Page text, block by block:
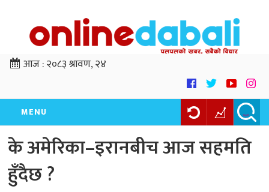
आज :२०८३ श्रावण, २४
MENU
के अमेरिका–इरानबीच आज सहमति
हुँदैछ ?